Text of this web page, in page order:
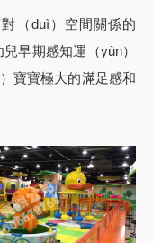
（duì）空間關係的
早期感知運（yùn）
寶寶極大的滿足感和